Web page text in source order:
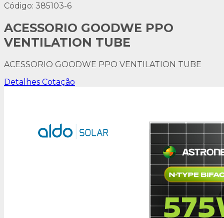
Código: 385103-6
ACESSORIO GOODWE PPO
VENTILATION TUBE
ACESSORIO GOODWE PPO VENTILATION TUBE
Detalhes Cotação